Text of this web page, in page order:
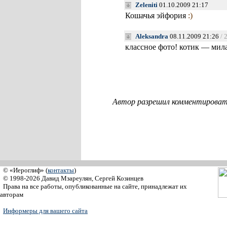
Zeleniti 01.10.2009 21:17
Кошачья эйфория :)
Aleksandra 08.11.2009 21:26 /
классное фото! котик —
Автор разрешил
© «Иероглиф» (контакты)
© 1998-2026 Давид Мзареулян, Сергей Козинцев
Права на все работы, опубликованные на сайте, принадлежат их
авторам
Информеры для вашего сайта